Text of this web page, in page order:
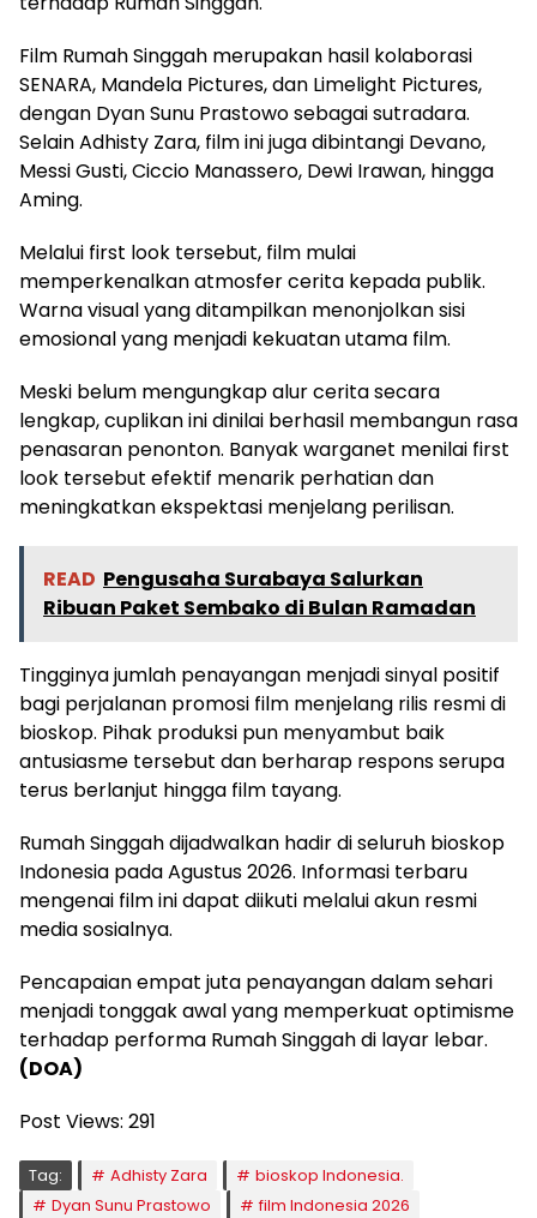
Film Rumah Singgah merupakan hasil kolaborasi
SENARA, Mandela Pictures, dan Limelight Pictures,
dengan Dyan Sunu Prastowo sebagai sutradara.
Selain Adhisty Zara, film ini juga dibintangi Devano,
Messi Gusti, Ciccio Manassero, Dewi Irawan, hingga
Aming.
Melalui first look tersebut, film mulai
memperkenalkan atmosfer cerita kepada publik.
Warna visual yang ditampilkan menonjolkan sisi
emosional yang menjadi kekuatan utama film.
Meski belum mengungkap alur cerita secara
lengkap, cuplikan ini dinilai berhasil membangun rasa
penasaran penonton. Banyak warganet menilai first
look tersebut efektif menarik perhatian dan
meningkatkan ekspektasi menjelang perilisan.
READ Pengusaha Surabaya Salurkan
Ribuan Paket Sembako di Bulan Ramadan
Tingginya jumlah penayangan menjadi sinyal positif
bagi perjalanan promosi film menjelang rilis resmi di
bioskop. Pihak produksi pun menyambut baik
antusiasme tersebut dan berharap respons serupa
terus berlanjut hingga film tayang.
Rumah Singgah dijadwalkan hadir di seluruh bioskop
Indonesia pada Agustus 2026. Informasi terbaru
mengenai film ini dapat diikuti melalui akun resmi
media sosialnya.
Pencapaian empat juta penayangan dalam sehari
menjadi tonggak awal yang memperkuat optimisme
terhadap performa Rumah Singgah di layar lebar.
(DOA)
Post Views: 291
Tag: Adhisty Zara
bioskop Indonesia.
Dyan Sunu Prastowo
film Indonesia 2026